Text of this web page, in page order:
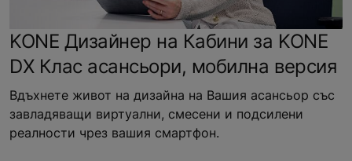
KONE Дизайнер на Кабини за KONE
DX Клас асансьори, мобилна версия
Вдъхнете живот на дизайна на Вашия асансьор със
завладяващи виртуални, смесени и подсилени
реалности чрез вашия смартфон.